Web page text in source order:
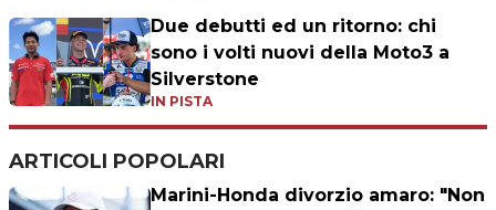
Due debutti ed un ritorno: chi
sono i volti nuovi della Moto3 a
Silverstone
IN PISTA
ARTICOLI POPOLARI
Marini-Honda divorzio amaro: "Non